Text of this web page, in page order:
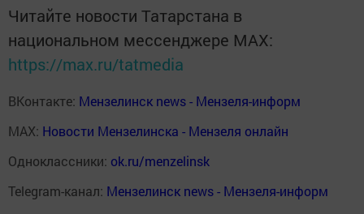
Читайте новости Татарстана в
национальном мессенджере MАХ:
https://max.ru/tatmedia
ВКонтакте: Мензелинск news - Мензеля-информ
MAX: Новости Мензелинска - Мензеля онлайн
Одноклассники: ok.ru/menzelinsk
Telegram-канал: Мензелинск news - Мензеля-информ